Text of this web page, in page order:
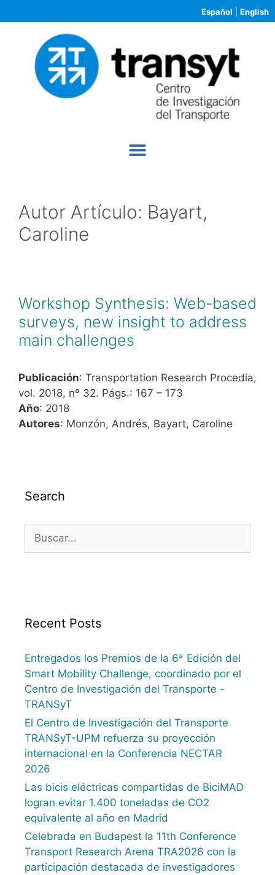
Español English
Autor Artículo: Bayart,
Caroline
Workshop Synthesis: Web-based
surveys, new insight to address
main challenges
Publicación: Transportation Research Procedia,
vol. 2018, nº 32. Págs.: 167 – 173
Año: 2018
Autores: Monzón, Andrés, Bayart, Caroline
Search
Recent Posts
Entregados los Premios de la 6ª Edición del
Smart Mobility Challenge, coordinado por el
Centro de Investigación del Transporte -
TRANSyT
El Centro de Investigación del Transporte
TRANSyT-UPM refuerza su proyección
internacional en la Conferencia NECTAR
2026
Las bicis eléctricas compartidas de BiciMAD
logran evitar 1.400 toneladas de CO2
equivalente al año en Madrid
Celebrada en Budapest la 11th Conference
Transport Research Arena TRA2026 con la
participación destacada de investigadores